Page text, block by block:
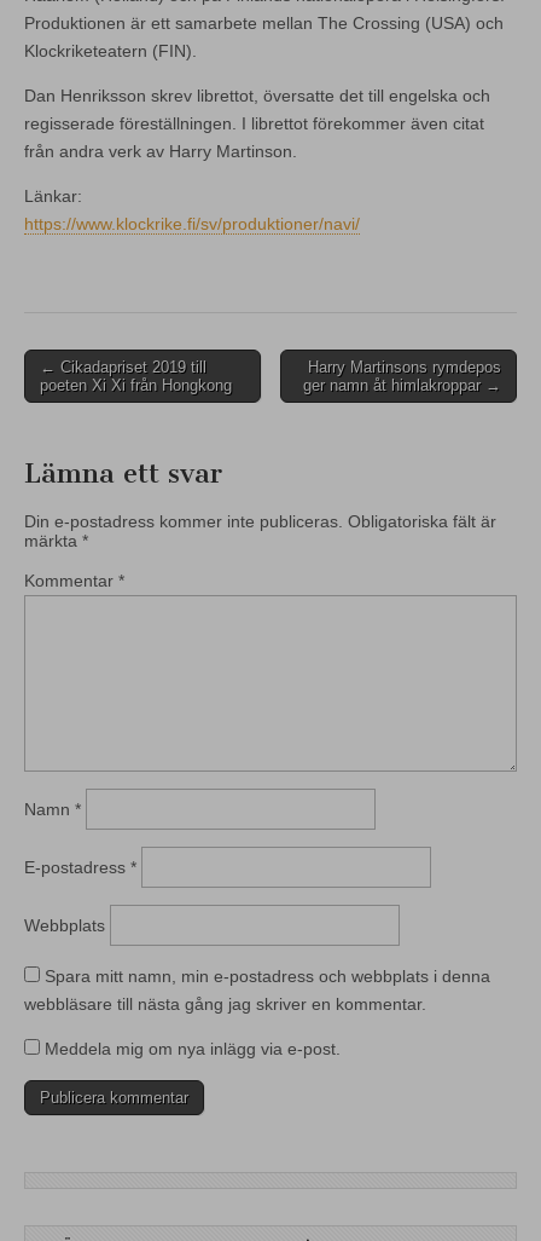
Produktionen är ett samarbete mellan The Crossing (USA) och
Klockriketeatern (FIN).
Dan Henriksson skrev librettot, översatte det till engelska och
regisserade föreställningen. I librettot förekommer även citat
från andra verk av Harry Martinson.
Länkar:
https://www.klockrike.fi/sv/produktioner/navi/
Post
navigation
← Cikadapriset 2019 till
poeten Xi Xi från Hongkong
Harry Martinsons rymdepos
ger namn åt himlakroppar →
Lämna ett svar
Din e-postadress kommer inte publiceras. Obligatoriska fält är
märkta *
Kommentar *
Namn *
E-postadress *
Webbplats
Spara mitt namn, min e-postadress och webbplats i denna
webbläsare till nästa gång jag skriver en kommentar.
Meddela mig om nya inlägg via e-post.